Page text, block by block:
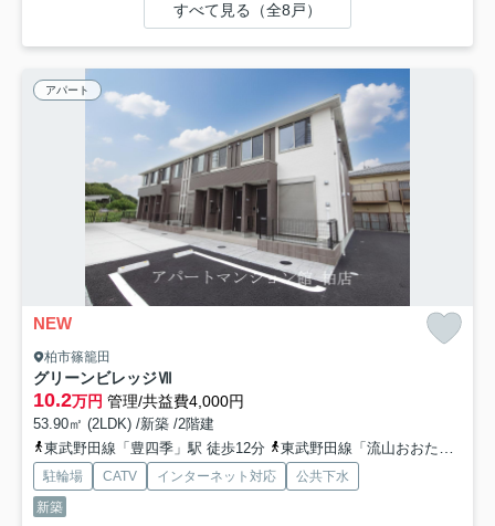
すべて見る（全8戸）
アパート
NEW
柏市篠籠田
グリーンビレッジⅦ
10.2万円 管理/共益費4,000円
53.90㎡ (2LDK) /新築 /2階建
東武野田線「豊四季」駅 徒歩12分
東武野田線「流山おおたかの森」駅 徒歩27分
駐輪場 CATV インターネット対応
公共下水
新築